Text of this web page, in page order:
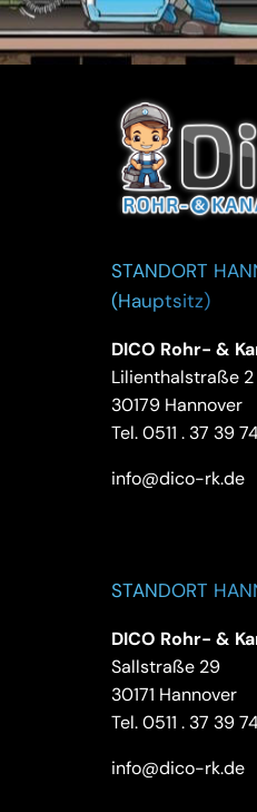
STANDORT
(Hauptsitz)
DICO Rohr- &
Lilienthalstraße 2
30179 Hannover
Tel.0511 . 37 39
info@dico-rk.de
STANDORT
DICO Rohr- &
Sallstraße 29
30171 Hannover
Tel.0511 . 37 39
info@dico-rk.de